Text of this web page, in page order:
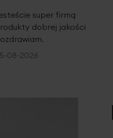
super firmą
dobrej jakości
08-2026